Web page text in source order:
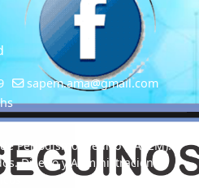
sapem.ama@gmail.com
Periodismo Médico (SAPEM).
Diseño y Administración